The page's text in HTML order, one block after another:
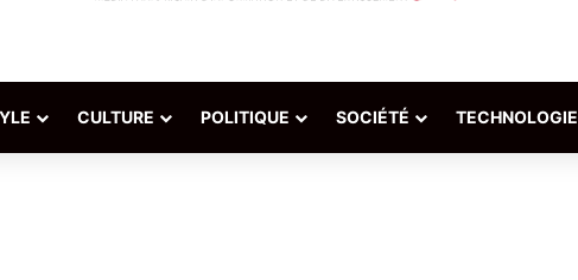
CULTURE POLITIQUE SOCIÉTÉ TECHNOLOGIE